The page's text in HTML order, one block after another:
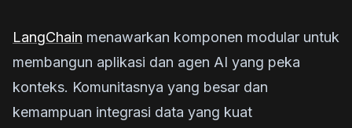
LangChain menawarkan komponen modular untuk
membangun aplikasi dan agen AI yang peka
konteks. Komunitasnya yang besar dan
kemampuan integrasi data yang kuat